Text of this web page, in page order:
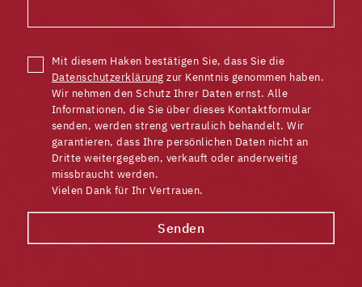
Mit diesem Haken bestätigen Sie, dass Sie die
Datenschutzerklärung zur Kenntnis genommen haben.
Wir nehmen den Schutz Ihrer Daten ernst. Alle
Informationen, die Sie über dieses Kontaktformular
senden, werden streng vertraulich behandelt. Wir
garantieren, dass Ihre persönlichen Daten nicht an
Dritte weitergegeben, verkauft oder anderweitig
missbraucht werden.
Vielen Dank für Ihr Vertrauen.
Senden